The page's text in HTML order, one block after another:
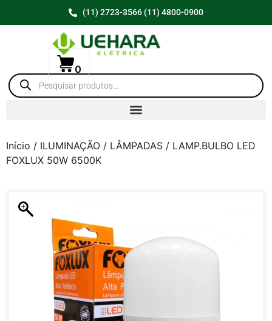
(11) 2723-3566 (11) 4800-0900
0
Início / ILUMINAÇÃO / LÂMPADAS / LAMP.BULBO LED
FOXLUX 50W 6500K